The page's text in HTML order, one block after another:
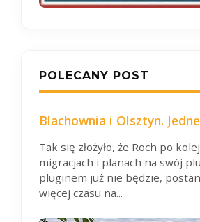
POLECANY POST
Blachownia i Olsztyn.
Tak się złożyło, że Roch po
migracjach i planach na swój
pluginem już nie będzie,
więcej czasu na...